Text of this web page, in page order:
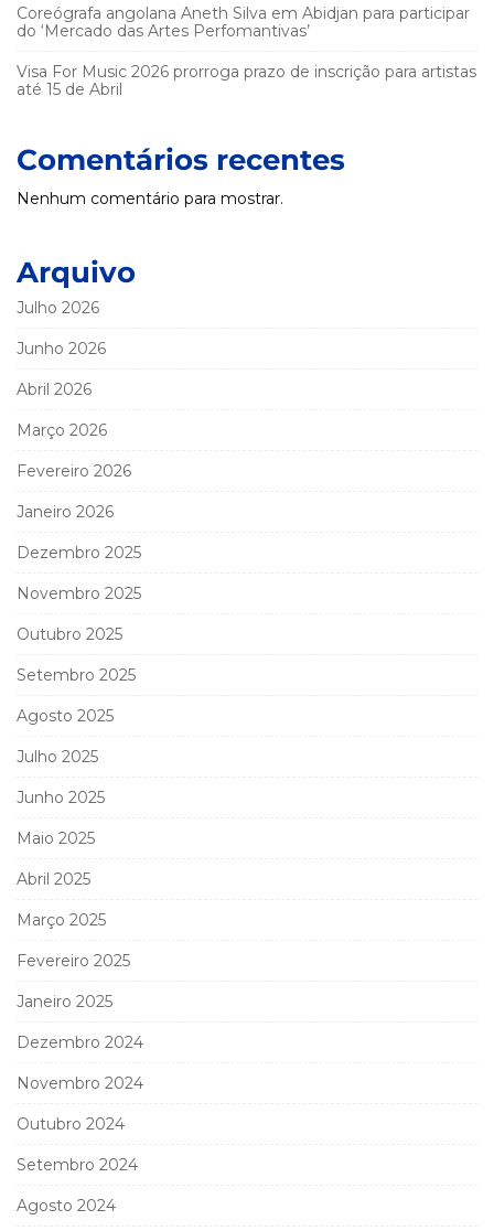
Coreógrafa angolana Aneth Silva em Abidjan para participar
do ‘Mercado das Artes Perfomantivas’
Visa For Music 2026 prorroga prazo de inscrição para artistas
até 15 de Abril
Comentários recentes
Nenhum comentário para mostrar.
Arquivo
Julho 2026
Junho 2026
Abril 2026
Março 2026
Fevereiro 2026
Janeiro 2026
Dezembro 2025
Novembro 2025
Outubro 2025
Setembro 2025
Agosto 2025
Julho 2025
Junho 2025
Maio 2025
Abril 2025
Março 2025
Fevereiro 2025
Janeiro 2025
Dezembro 2024
Novembro 2024
Outubro 2024
Setembro 2024
Agosto 2024